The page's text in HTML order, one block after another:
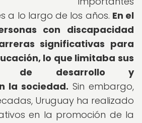
a lo largo de los años. En el
con discapacidad
significativas para
lo que limitaba sus
de desarrollo y
la sociedad. Sin embargo,
Uruguay ha realizado
en la promoción de la